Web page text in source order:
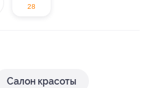
28
Салон красоты